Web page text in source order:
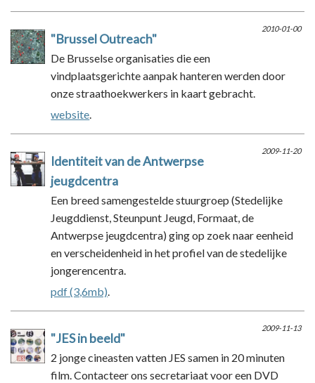
2010-01-00
"Brussel Outreach"
De Brusselse organisaties die een
vindplaatsgerichte aanpak hanteren werden door
onze straathoekwerkers in kaart gebracht.
website.
2009-11-20
Identiteit van de Antwerpse
jeugdcentra
Een breed samengestelde stuurgroep (Stedelijke
Jeugddienst, Steunpunt Jeugd, Formaat, de
Antwerpse jeugdcentra) ging op zoek naar eenheid
en verscheidenheid in het profiel van de stedelijke
jongerencentra.
pdf (3,6mb).
2009-11-13
"JES in beeld"
2 jonge cineasten vatten JES samen in 20 minuten
film. Contacteer ons secretariaat voor een DVD